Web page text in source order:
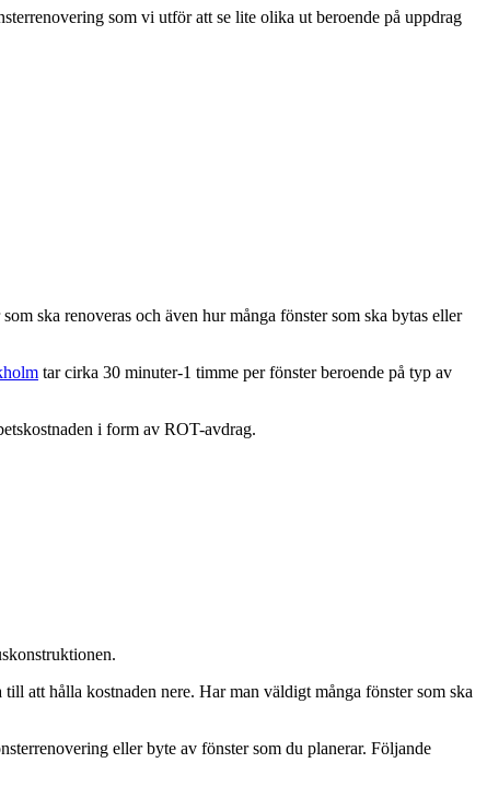
som vi utför att se lite olika ut beroende på uppdrag
ska renoveras och även hur många fönster som ska bytas eller
tar cirka 30 minuter-1 timme per fönster beroende på typ av
i form av ROT-avdrag.
att hålla kostnaden nere. Har man väldigt många fönster som ska
eller byte av fönster som du planerar. Följande